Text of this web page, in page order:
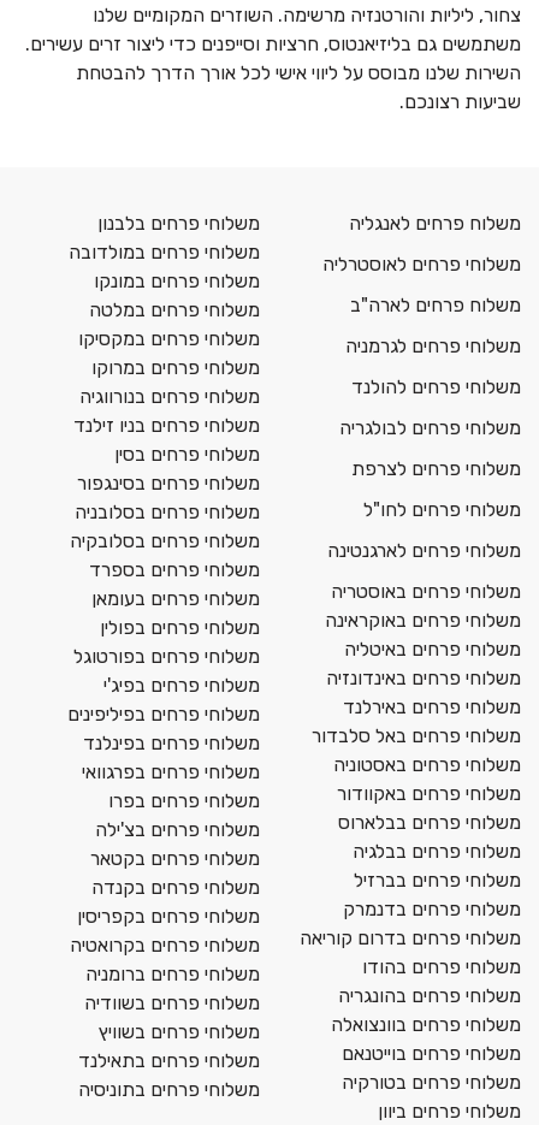
צחור, ליליות והורטנזיה מרשימה. השוזרים המקומיים שלנו
משתמשים גם בליזיאנטוס, חרציות וסייפנים כדי ליצור זרים עשירים.
השירות שלנו מבוסס על ליווי אישי לכל אורך הדרך להבטחת
שביעות רצונכם.
משלוח פרחים לאנגליה
משלוחי פרחים לאוסטרליה
משלוח פרחים לארה"ב
משלוחי פרחים לגרמניה
משלוחי פרחים להולנד
משלוחי פרחים לבולגריה
משלוחי פרחים לצרפת
משלוחי פרחים לחו"ל
משלוחי פרחים לארגנטינה
משלוחי פרחים באוסטריה
משלוחי פרחים באוקראינה
משלוחי פרחים באיטליה
משלוחי פרחים באינדונזיה
משלוחי פרחים באירלנד
משלוחי פרחים באל סלבדור
משלוחי פרחים באסטוניה
משלוחי פרחים באקוודור
משלוחי פרחים בבלארוס
משלוחי פרחים בבלגיה
משלוחי פרחים בברזיל
משלוחי פרחים בדנמרק
משלוחי פרחים בדרום קוריאה
משלוחי פרחים בהודו
משלוחי פרחים בהונגריה
משלוחי פרחים בוונצואלה
משלוחי פרחים בוייטנאם
משלוחי פרחים בטורקיה
משלוחי פרחים ביוון
משלוחי פרחים בלבנון
משלוחי פרחים במולדובה
משלוחי פרחים במונקו
משלוחי פרחים במלטה
משלוחי פרחים במקסיקו
משלוחי פרחים במרוקו
משלוחי פרחים בנורווגיה
משלוחי פרחים בניו זילנד
משלוחי פרחים בסין
משלוחי פרחים בסינגפור
משלוחי פרחים בסלובניה
משלוחי פרחים בסלובקיה
משלוחי פרחים בספרד
משלוחי פרחים בעומאן
משלוחי פרחים בפולין
משלוחי פרחים בפורטוגל
משלוחי פרחים בפיג'י
משלוחי פרחים בפיליפינים
משלוחי פרחים בפינלנד
משלוחי פרחים בפרגוואי
משלוחי פרחים בפרו
משלוחי פרחים בצ'ילה
משלוחי פרחים בקטאר
משלוחי פרחים בקנדה
משלוחי פרחים בקפריסין
משלוחי פרחים בקרואטיה
משלוחי פרחים ברומניה
משלוחי פרחים בשוודיה
משלוחי פרחים בשוויץ
משלוחי פרחים בתאילנד
משלוחי פרחים בתוניסיה